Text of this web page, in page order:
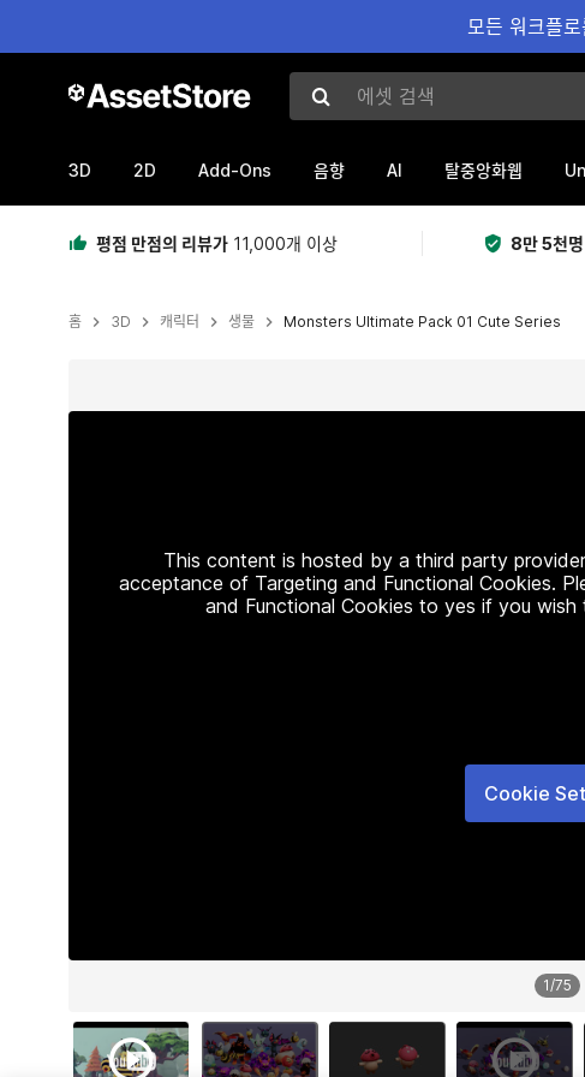
모든 워크플
에셋 검색
3D 2D Add-Ons 음향 AI 탈중앙화웹
평점 만점의 리뷰가 11,000개 이상 8만 5천명
홈 3D 캐릭터 생물 Monsters Ultimate Pack 01 Cute Series
This content is hosted by a third party
acceptance of Targeting and Functional Cookies.
and Functional Cookies to yes if you
Cookie
1/75